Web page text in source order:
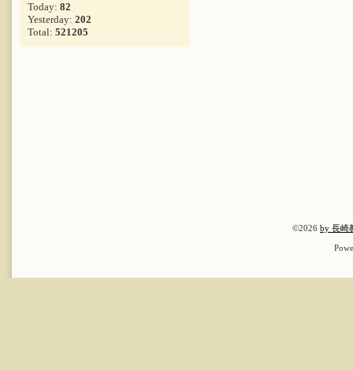
Today: 82
Yesterday: 202
Total: 521205
©2026 by 長崎